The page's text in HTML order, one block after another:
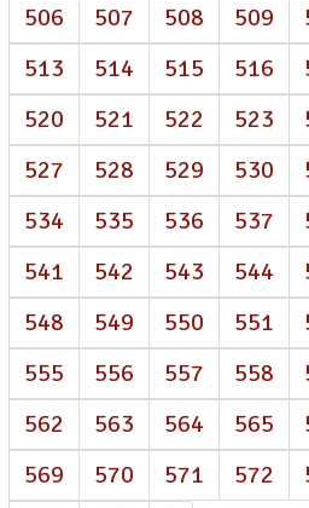
506
507 508 509
513
514 515 516
520
521 522 523
527
528 529 530
534
535 536 537
541
542 543 544
548
549 550 551
555
556 557 558
562
563 564 565
569
570 571 572